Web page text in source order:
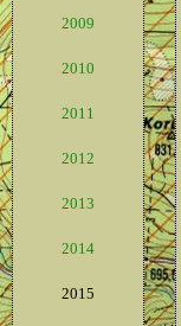
2009
2010
2011
2012
2013
2014
2015